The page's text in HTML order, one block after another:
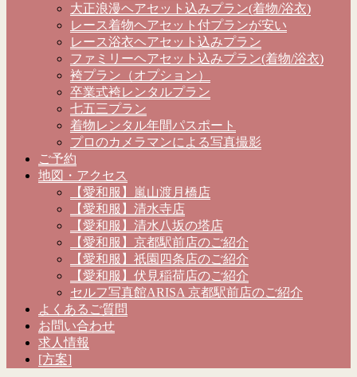
大正浪漫ヘアセット込みプラン(着物/浴衣)
レース着物ヘアセット付プランが安い
レース浴衣ヘアセット込みプラン
ファミリーヘアセット込みプラン(着物/浴衣)
袴プラン（オプション）
卒業式袴レンタルプラン
七五三プラン
着物レンタル年間パスポート
プロのカメラマンによる写真撮影
ご予約
地図・アクセス
【愛和服】嵐山渡月橋店
【愛和服】清水寺店
【愛和服】清水八坂の塔店
【愛和服】京都駅前店のご紹介
【愛和服】祇園四条店のご紹介
【愛和服】伏見稲荷店のご紹介
セルフ写真館ARISA 京都駅前店のご紹介
よくあるご質問
お問い合わせ
求人情報
[方案]